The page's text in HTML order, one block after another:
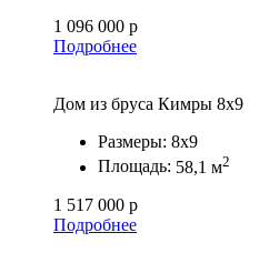
1 096 000 р
Подробнее
Дом из бруса Кимры 8х9
Размеры: 8х9
Площадь: 58,1 м2
1 517 000 р
Подробнее